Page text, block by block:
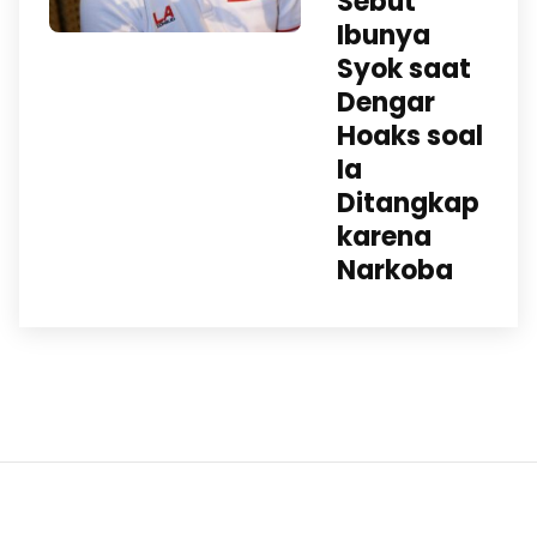
Ibunya
Syok saat
Dengar
Hoaks soal
Ia
Ditangkap
karena
Narkoba